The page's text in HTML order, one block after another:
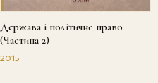
Держава і політичне право
(Частина 2)
2015